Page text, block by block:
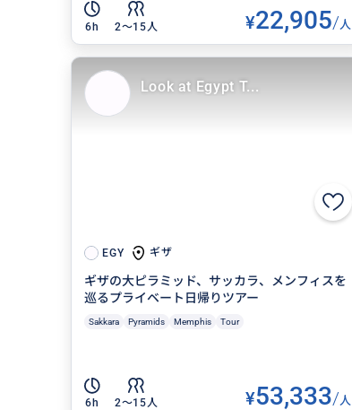
6h 2〜15人 ¥22,905/人
EGY ギザ
ギザの大ピラミッド、サッカラ、メンフィスを
巡るプライベート日帰りツアー
Sakkara Pyramids Memphis Tour
6h 2〜15人 ¥53,333/人
Look at Egypt T...